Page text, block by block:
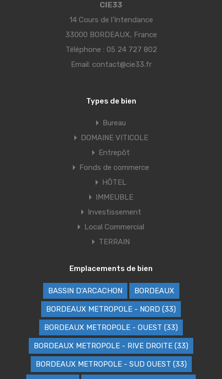
CIE33
14 Cours de l’Intendance
33000 BORDEAUX, France
Téléphone : 05 24 727 802
Email: contact@cie33.fr
Types de bien
Bureau
DOMAINE VITICOLE
Entrepôt
Fonds de commerce
HÔTEL
IMMEUBLE
Investissement
Local Commercial
TERRAIN
Emplacements de bien
BASSIN D'ARCACHON BORDEAUX
BORDEAUX METROPOLE - NORD (33)
BORDEAUX METROPOLE - OUEST (33)
BORDEAUX METROPOLE - RIVE DROITE (33)
BORDEAUX METROPOLE - SUD OUEST (33)